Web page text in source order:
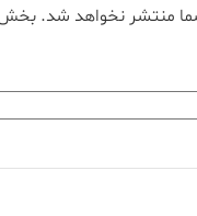
منتشر نخواهد شد.